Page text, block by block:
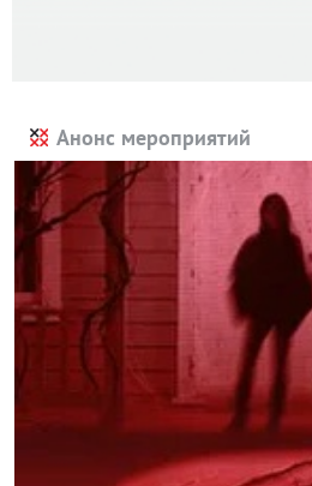
Анонс мероприятий